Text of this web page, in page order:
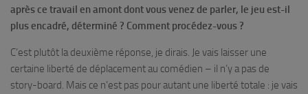
après ce travail en amont dont vous venez de parler, le jeu est-il
plus encadré, déterminé ? Comment procédez-vous ?
C’est plutôt la deuxième réponse, je dirais. Je vais laisser une
certaine liberté de déplacement au comédien – il n’y a pas de
story-board. Mais ce n’est pas pour autant une liberté totale : je vais